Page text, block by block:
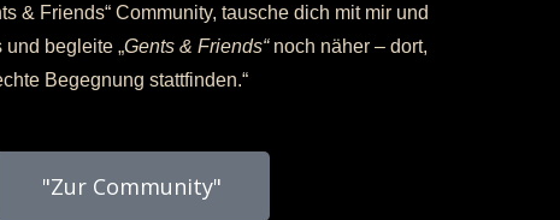
& Friends“ Community, tausche dich mit mir und
begleite „Gents & Friends“noch näher – dort,
Begegnung stattfinden.“
"Zur Community"